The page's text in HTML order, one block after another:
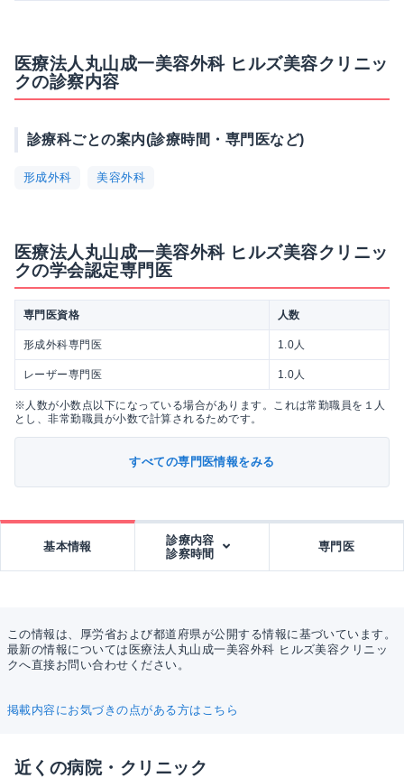
医療法人丸山成一美容外科 ヒルズ美容クリニッ
クの診察内容
診療科ごとの案内(診療時間・専門医など)
形成外科 美容外科
医療法人丸山成一美容外科 ヒルズ美容クリニッ
クの学会認定専門医
専門医資格 人数
形成外科専門医 1.0人
レーザー専門医 1.0人
※人数が小数点以下になっている場合があります。これは常勤職員を１人
とし、非常勤職員が小数で計算されるためです。
すべての専門医情報をみる
基本情報
診療内容
診察時間
専門医
この情報は、厚労省および都道府県が公開する情報に基づいています。
最新の情報については医療法人丸山成一美容外科 ヒルズ美容クリニッ
クへ直接お問い合わせください。
掲載内容にお気づきの点がある方はこちら
近くの病院・クリニック